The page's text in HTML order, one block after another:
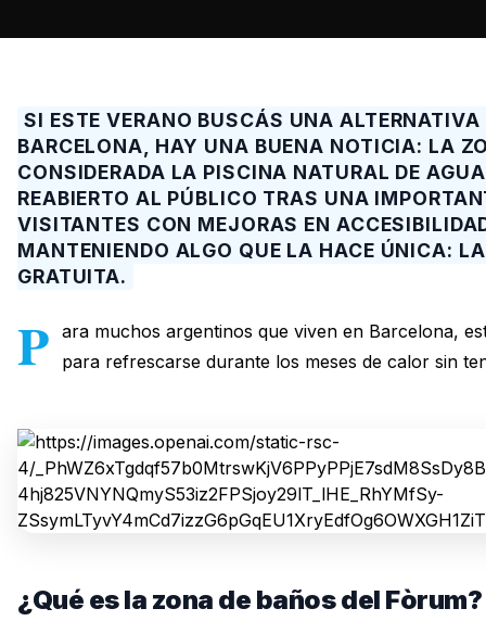
SI ESTE VERANO BUSCÁS UNA
BARCELONA, HAY UNA BUENA NOTICIA: LA
CONSIDERADA LA PISCINA NATURAL DE
REABIERTO AL PÚBLICO TRAS UNA
VISITANTES CON MEJORAS EN
MANTENIENDO ALGO QUE LA HACE ÚNICA:
GRATUITA.
P ara muchos argentinos que viven en Barcelona,
para refrescarse durante los meses de calor sin
¿Qué es la zona de baños del Fòrum?